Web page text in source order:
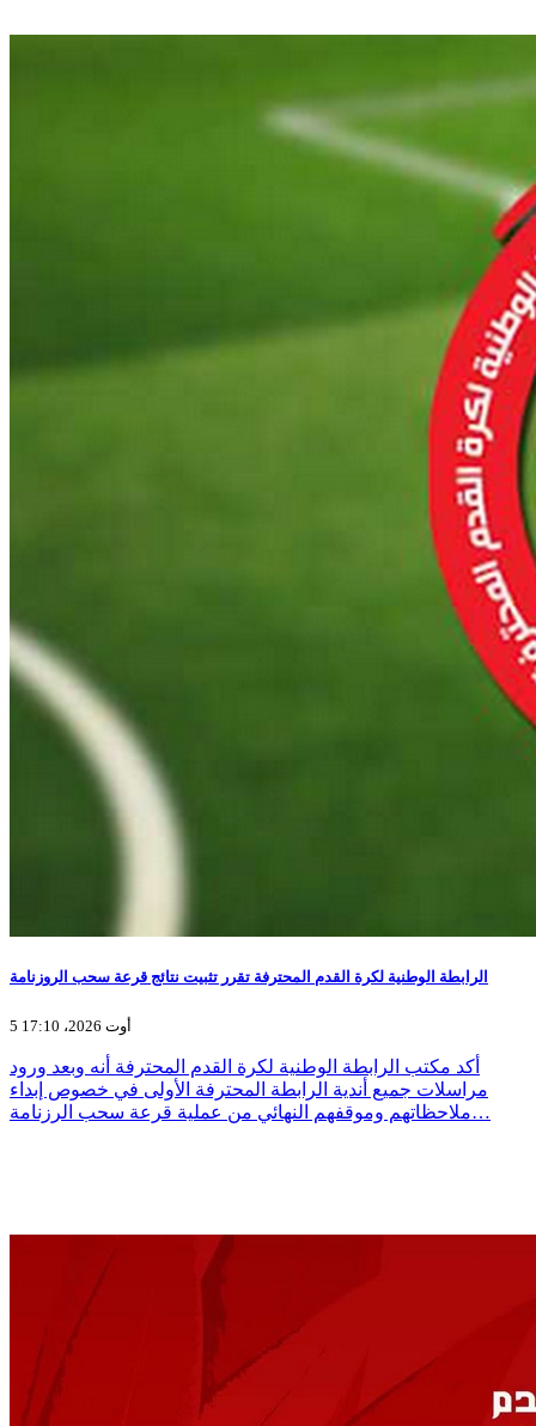
الرابطة الوطنية لكرة القدم المحترفة تقرر تثبيت نتائج قرعة سحب الروزنامة
5 أوت 2026، 17:10
أكد مكتب الرابطة الوطنية لكرة القدم المحترفة أنه وبعد ورود
مراسلات جميع أندية الرابطة المحترفة الأولى في خصوص إبداء
ملاحظاتهم وموقفهم النهائي من عملية قرعة سحب الرزنامة…